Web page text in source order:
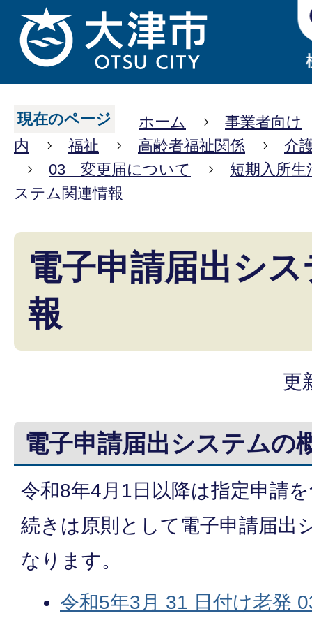
現在のページ ホーム
事業者向け
内
福祉 高齢者福祉関係
介
03 変更届について
短期入所生
ステム関連情報
電子申請届出シ
報
更
電子申請届出システムの
令和8年4月1日以降は指定申請
続きは原則として電子申請届出
なります。
令和5年3月 31 日付け老発